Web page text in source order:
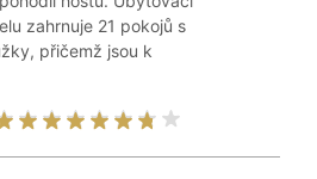
zahrnuje 21 pokojů s
přičemž jsou k